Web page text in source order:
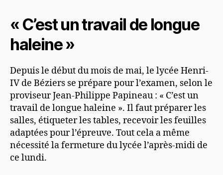
« C’est un travail de longue
haleine »
Depuis le début du mois de mai, le lycée Henri-
IV de Béziers se prépare pour l’examen, selon le
proviseur Jean-Philippe Papineau : « C’est un
travail de longue haleine ». Il faut préparer les
salles, étiqueter les tables, recevoir les feuilles
adaptées pour l’épreuve. Tout cela a même
nécessité la fermeture du lycée l’après-midi de
ce lundi.